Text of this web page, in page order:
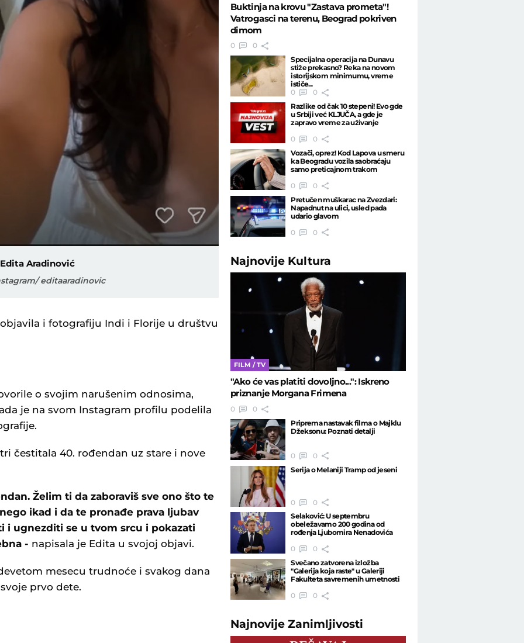
Edita Aradinović
editaaradinovic
i fotografiju Indi i Florije u društvu
o svojim narušenim odnosima,
je na svom Instagram profilu podelila
čestitala 40. rođendan uz stare i nove
Želim ti da zaboraviš sve ono što te
ikad i da te pronađe prava ljubav
i ugnezditi se u tvom srcu i pokazati
- napisala je Edita u svojoj objavi.
mesecu trudnoće i svakog dana
prvo dete.
Buktinja na krovu "Zastava prometa"!
Vatrogasci na terenu, Beograd pokriven
dimom
0
0
Specijalna operacija na Dunavu
stiže prekasno? Reka na novom
istorijskom minimumu, vreme
ističe...
0
0
Razlike od čak 10 stepeni! Evo gde
u Srbiji već KLJUČA, a gde je
zapravo vreme za uživanje
0
0
Vozači, oprez! Kod Lapova u smeru
ka Beogradu vozila saobraćaju
samo preticajnom trakom
0
0
Pretučen muškarac na Zvezdari:
Napadnut na ulici, usled pada
udario glavom
0
0
Najnovije Kultura
FILM / TV
"Ako će vas platiti dovoljno...": Iskreno
priznanje Morgana Frimena
0
0
Priprema nastavak filma o Majklu
Džeksonu: Poznati detalji
0
0
Serija o Melaniji Tramp od jeseni
0
0
Selaković: U septembru
obeležavamo 200 godina od
rođenja Ljubomira Nenadovića
0
0
Svečano zatvorena izložba
"Galerija koja raste" u Galeriji
Fakulteta savremenih umetnosti
0
0
NajnovijeZanimljivosti